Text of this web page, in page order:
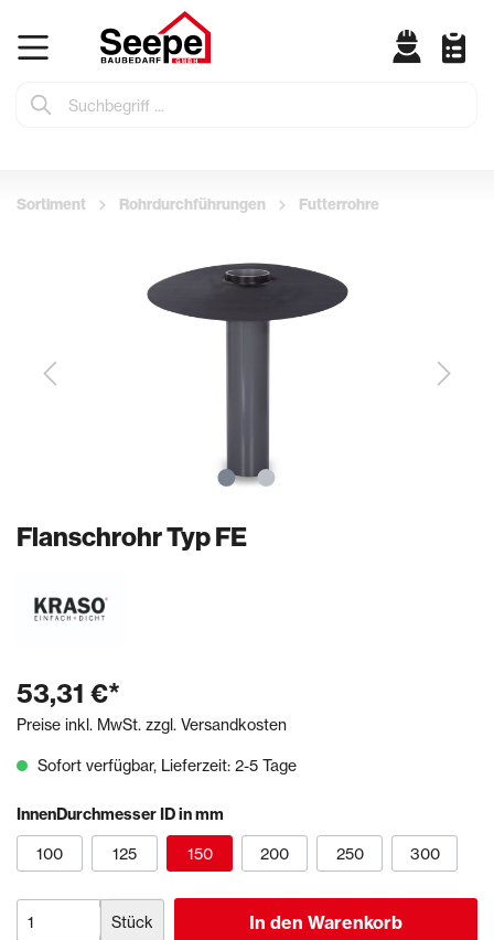
Sortiment Rohrdurchführungen Futterrohre
Flanschrohr Typ FE
53,31 €*
Preise inkl. MwSt. zzgl. Versandkosten
Sofort verfügbar, Lieferzeit: 2-5 Tage
InnenDurchmesser ID in mm
100 125 150 200 250 300
Stück In den Warenkorb